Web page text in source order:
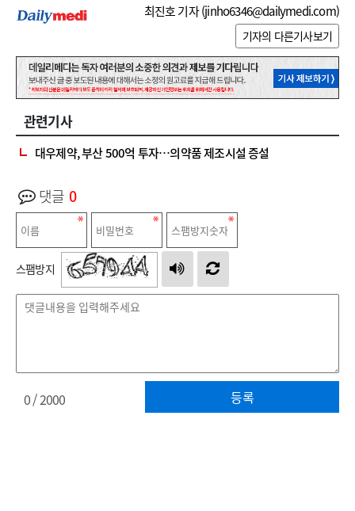
최진호 기자 (jinho6346@dailymedi.com)
기자의 다른기사보기
관련기사
대우제약, 부산 500억 투자…의약품 제조시설 증설
댓글 0
스팸방지
등록
0/ 2000